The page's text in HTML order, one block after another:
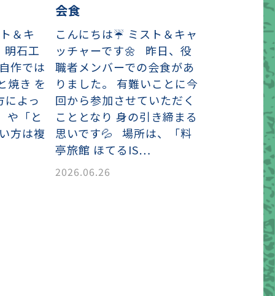
＆キ
石工
作では
焼き を
よっ
や「と
方は複
会食
こんにちは☔ ミスト＆キャ
ッチャーです🌼 昨日、役
職者メンバーでの会食があ
りました。 有難いことに今
回から参加させていただく
こととなり 身の引き締まる
思いです💦 場所は、「料
亭旅館 ほてるIS…
2026.06.26